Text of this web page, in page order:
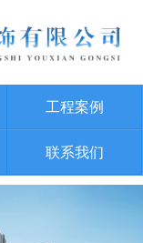
工程案例
联系我们